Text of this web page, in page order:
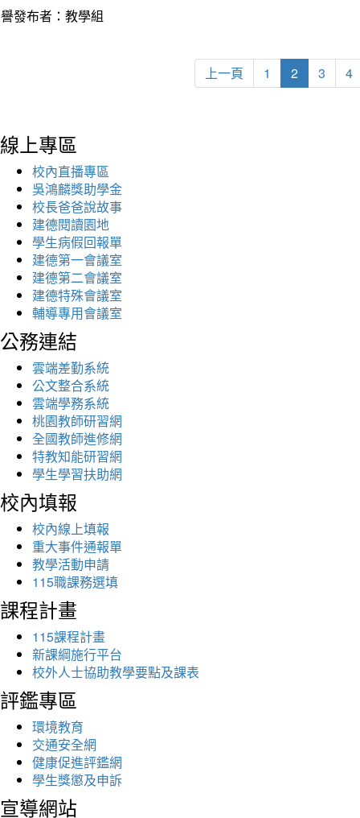
發布者：教學組
上一頁 1 2 3 4
線上專區
校內直播專區
吳鴻麟獎助學金
校長爸爸說故事
建德閱讀園地
學生病假回報單
建德第一會議室
建德第二會議室
建德特殊會議室
輔導專用會議室
公務連結
雲端差勤系統
公文整合系統
雲端學務系統
桃園教師研習網
全國教師進修網
特教知能研習網
學生學習扶助網
校內填報
校內線上填報
重大事件通報單
教學活動申請
115職課務選填
課程計畫
115課程計畫
新課綱施行平台
校外人士協助教學要點及課表
評鑑專區
環境教育
交通安全網
健康促進評鑑網
學生獎懲及申訴
宣導網站